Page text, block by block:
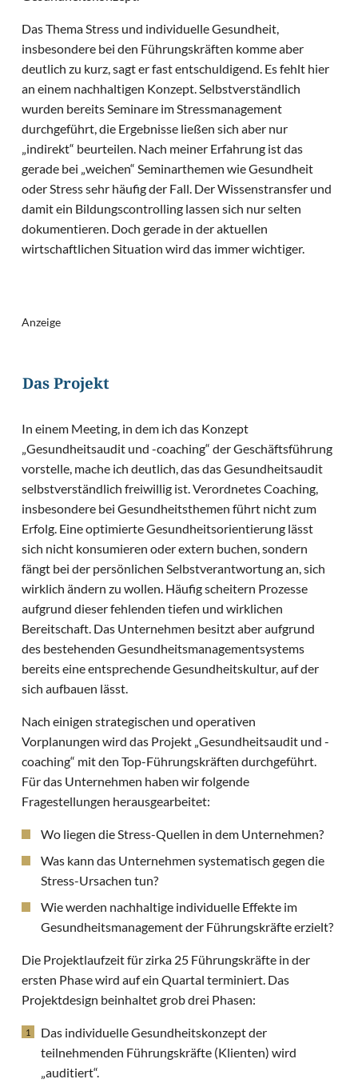
Das Thema Stress und individuelle Gesundheit,
insbesondere bei den Führungskräften komme aber
deutlich zu kurz, sagt er fast entschuldigend. Es fehlt hier
an einem nachhaltigen Konzept. Selbstverständlich
wurden bereits Seminare im Stressmanagement
durchgeführt, die Ergebnisse ließen sich aber nur
„indirekt“ beurteilen. Nach meiner Erfahrung ist das
gerade bei „weichen“ Seminarthemen wie Gesundheit
oder Stress sehr häufig der Fall. Der Wissenstransfer und
damit ein Bildungscontrolling lassen sich nur selten
dokumentieren. Doch gerade in der aktuellen
wirtschaftlichen Situation wird das immer wichtiger.
Anzeige
Das Projekt
In einem Meeting, in dem ich das Konzept
„Gesundheitsaudit und -coaching“ der Geschäftsführung
vorstelle, mache ich deutlich, das das Gesundheitsaudit
selbstverständlich freiwillig ist. Verordnetes Coaching,
insbesondere bei Gesundheitsthemen führt nicht zum
Erfolg. Eine optimierte Gesundheitsorientierung lässt
sich nicht konsumieren oder extern buchen, sondern
fängt bei der persönlichen Selbstverantwortung an, sich
wirklich ändern zu wollen. Häufig scheitern Prozesse
aufgrund dieser fehlenden tiefen und wirklichen
Bereitschaft. Das Unternehmen besitzt aber aufgrund
des bestehenden Gesundheitsmanagementsystems
bereits eine entsprechende Gesundheitskultur, auf der
sich aufbauen lässt.
Nach einigen strategischen und operativen
Vorplanungen wird das Projekt „Gesundheitsaudit und -
coaching“ mit den Top-Führungskräften durchgeführt.
Für das Unternehmen haben wir folgende
Fragestellungen herausgearbeitet:
Wo liegen die Stress-Quellen in dem Unternehmen?
Was kann das Unternehmen systematisch gegen die
Stress-Ursachen tun?
Wie werden nachhaltige individuelle Effekte im
Gesundheitsmanagement der Führungskräfte erzielt?
Die Projektlaufzeit für zirka 25 Führungskräfte in der
ersten Phase wird auf ein Quartal terminiert. Das
Projektdesign beinhaltet grob drei Phasen:
Das individuelle Gesundheitskonzept der
teilnehmenden Führungskräfte (Klienten) wird
„auditiert“.